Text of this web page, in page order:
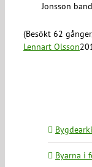
Jonsson
(Besökt 62
Lennart Olsson
Byarna i